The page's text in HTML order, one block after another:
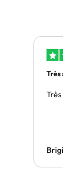
Très
Très